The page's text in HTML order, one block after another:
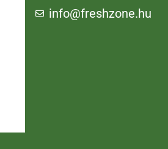
info@freshzone.hu